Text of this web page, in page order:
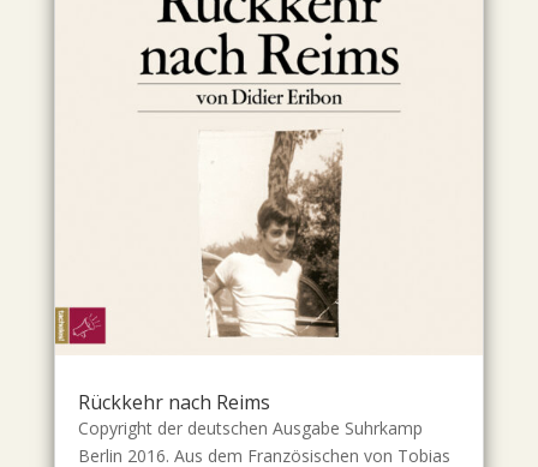
Rückkehr nach Reims
Copyright der deutschen Ausgabe Suhrkamp
Berlin 2016. Aus dem Französischen von Tobias